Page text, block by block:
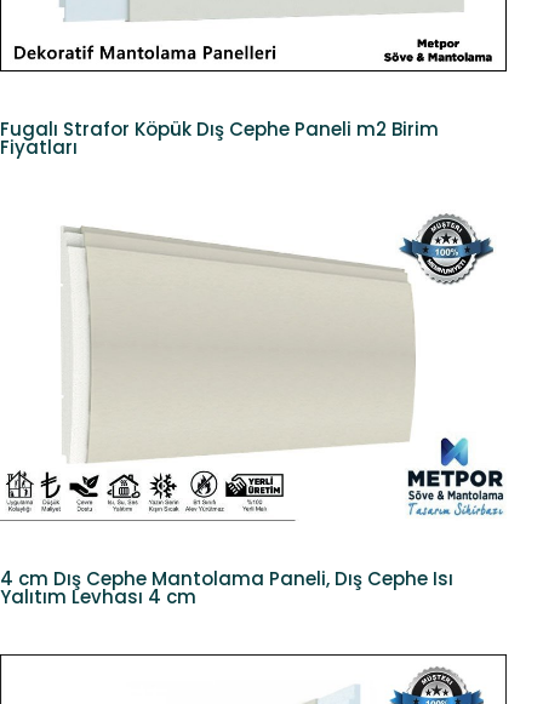
Fugalı Strafor Köpük Dış Cephe Paneli m2 Birim
Fiyatları
4 cm Dış Cephe Mantolama Paneli, Dış Cephe Isı
Yalıtım Levhası 4 cm